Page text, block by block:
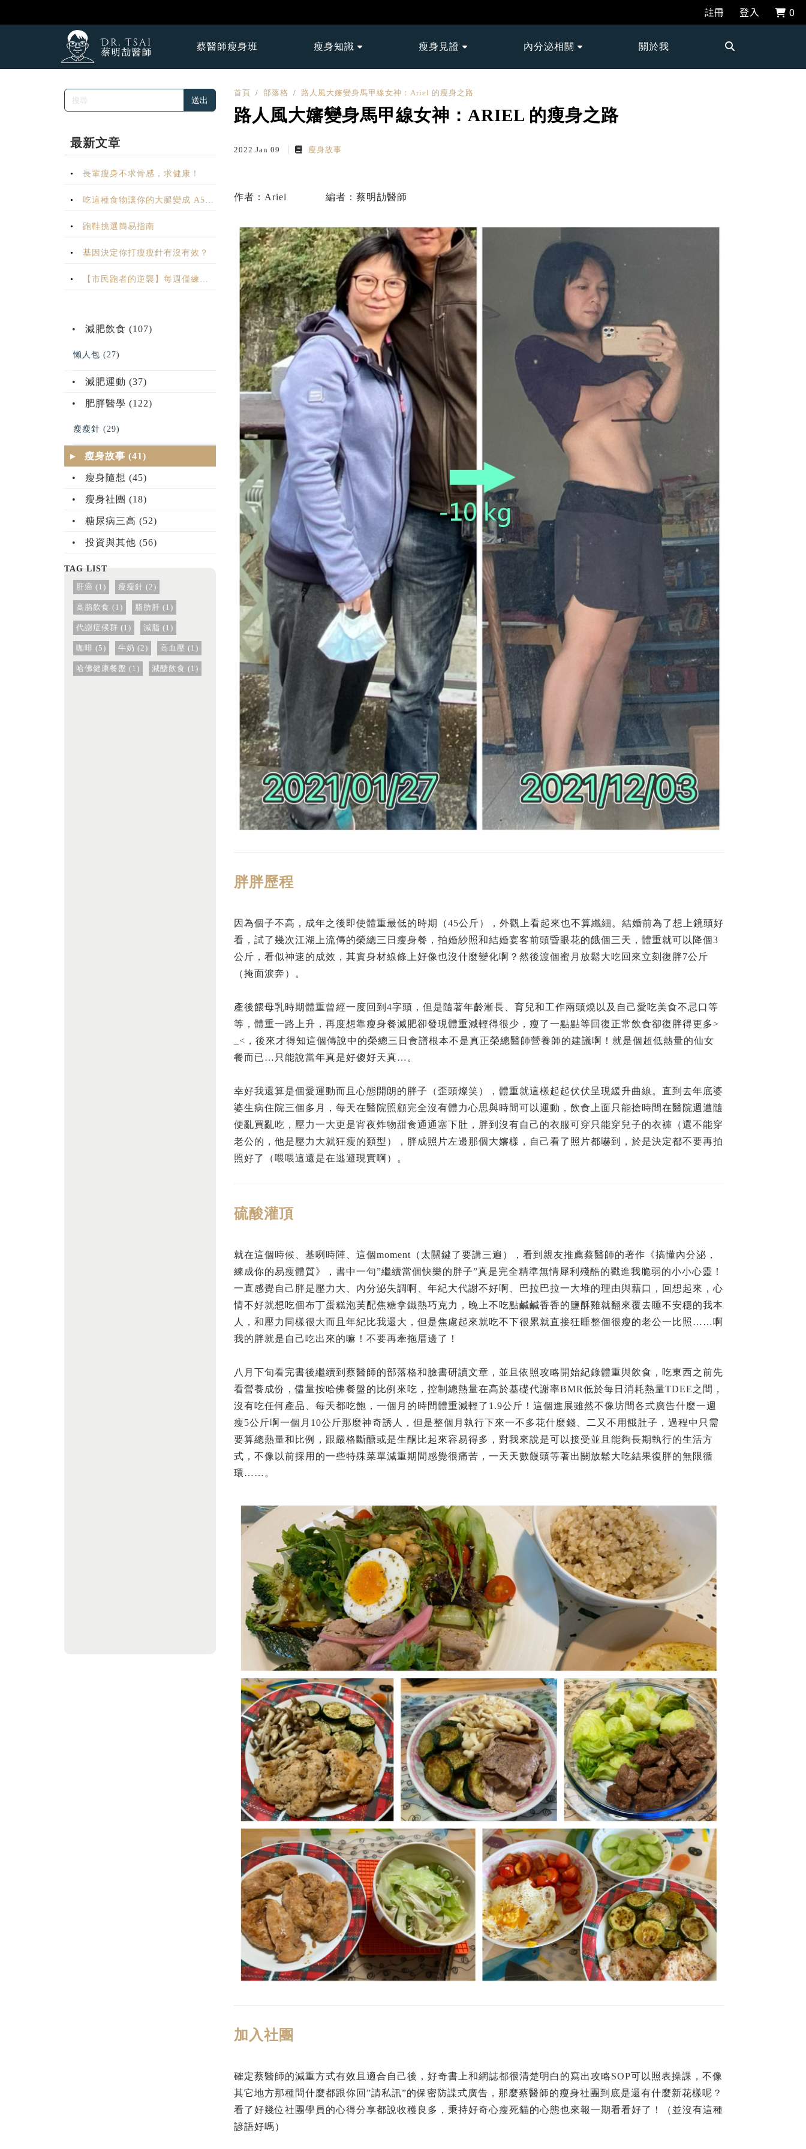
註冊 登入 0
蔡醫師瘦身班 瘦身知識 瘦身見證 內分泌相關 關於我
送出
最新文章
長輩瘦身不求骨感，求健康！
和牛？
跑鞋挑選簡易指南
基因決定你打瘦瘦針有沒有效？
減肥飲食 (107)
懶人包 (27)
減肥運動 (37)
肥胖醫學 (122)
瘦瘦針 (29)
瘦身故事 (41)
瘦身隨想 (45)
瘦身社團 (18)
糖尿病三高 (52)
投資與其他 (56)
肝癌 (1) 瘦瘦針 (2)
高脂飲食 (1) 脂肪肝 (1)
代謝症候群 (1) 減脂 (1)
咖啡 (5) 牛奶 (2) 高血壓 (1)
哈佛健康餐盤 (1) 減醣飲食 (1)
首頁 部落格 路人風大嬸變身馬甲線女神：Ariel 的瘦身之路
路人風大嬸變身馬甲線女神：ARIEL 的瘦身之路
2022 Jan 09 瘦身故事
作者：Ariel 編者：蔡明劼醫師
胖胖歷程
因為個子不高，成年之後即使體重最低的時期（45公斤），外觀上看起來也不算纖細。結婚前為了想上鏡頭好
看，試了幾次江湖上流傳的榮總三日瘦身餐，拍婚紗照和結婚宴客前頭昏眼花的餓個三天，體重就可以降個3
公斤，看似神速的成效，其實身材線條上好像也沒什麼變化啊？然後渡個蜜月放鬆大吃回來立刻復胖7公斤
（掩面淚奔）。
產後餵母乳時期體重曾經一度回到4字頭，但是隨著年齡漸長、育兒和工作兩頭燒以及自己愛吃美食不忌口等
等，體重一路上升，再度想靠瘦身餐減肥卻發現體重減輕得很少，瘦了一點點等回復正常飲食卻復胖得更多>
_<，後來才得知這個傳說中的榮總三日食譜根本不是真正榮總醫師營養師的建議啊！就是個超低熱量的仙女
餐而已…只能說當年真是好傻好天真…。
幸好我還算是個愛運動而且心態開朗的胖子（歪頭燦笑），體重就這樣起起伏伏呈現緩升曲線。直到去年底婆
婆生病住院三個多月，每天在醫院照顧完全沒有體力心思與時間可以運動，飲食上面只能搶時間在醫院週遭隨
便亂買亂吃，壓力一大更是宵夜炸物甜食通通塞下肚，胖到沒有自己的衣服可穿只能穿兒子的衣褲（還不能穿
老公的，他是壓力大就狂瘦的類型），胖成照片左邊那個大嬸樣，自己看了照片都嚇到，於是決定都不要再拍
照好了（喂喂這還是在逃避現實啊）。
硫酸灌頂
就在這個時候、基咧時陣、這個moment（太關鍵了要講三遍），看到親友推薦蔡醫師的著作《搞懂內分泌，
練成你的易瘦體質》，書中一句”繼續當個快樂的胖子”真是完全精準無情犀利殘酷的戳進我脆弱的小小心靈！
一直感覺自己胖是壓力大、內分泌失調啊、年紀大代謝不好啊、巴拉巴拉一大堆的理由與藉口，回想起來，心
情不好就想吃個布丁蛋糕泡芙配焦糖拿鐵熱巧克力，晚上不吃點鹹鹹香香的鹽酥雞就翻來覆去睡不安穩的我本
人，和壓力同樣很大而且年紀比我還大，但是焦慮起來就吃不下很累就直接狂睡整個很瘦的老公一比照……啊
我的胖就是自己吃出來的嘛！不要再牽拖厝邊了！
八月下旬看完書後繼續到蔡醫師的部落格和臉書研讀文章，並且依照攻略開始紀錄體重與飲食，吃東西之前先
看營養成份，儘量按哈佛餐盤的比例來吃，控制總熱量在高於基礎代謝率BMR低於每日消耗熱量TDEE之間，
沒有吃任何產品、每天都吃飽，一個月的時間體重減輕了1.9公斤！這個進展雖然不像坊間各式廣告什麼一週
瘦5公斤啊一個月10公斤那麼神奇誘人，但是整個月執行下來一不多花什麼錢、二又不用餓肚子，過程中只需
要算總熱量和比例，跟嚴格斷醣或是生酮比起來容易得多，對我來說是可以接受並且能夠長期執行的生活方
式，不像以前採用的一些特殊菜單減重期間感覺很痛苦，一天天數饅頭等著出關放鬆大吃結果復胖的無限循
環……。
加入社團
確定蔡醫師的減重方式有效且適合自己後，好奇書上和網誌都很清楚明白的寫出攻略SOP可以照表操課，不像
其它地方那種問什麼都跟你回”請私訊”的保密防諜式廣告，那麼蔡醫師的瘦身社團到底是還有什麼新花樣呢？
看了好幾位社團學員的心得分享都說收穫良多，秉持好奇心瘦死貓的心態也來報一期看看好了！（並沒有這種
諺語好嗎）